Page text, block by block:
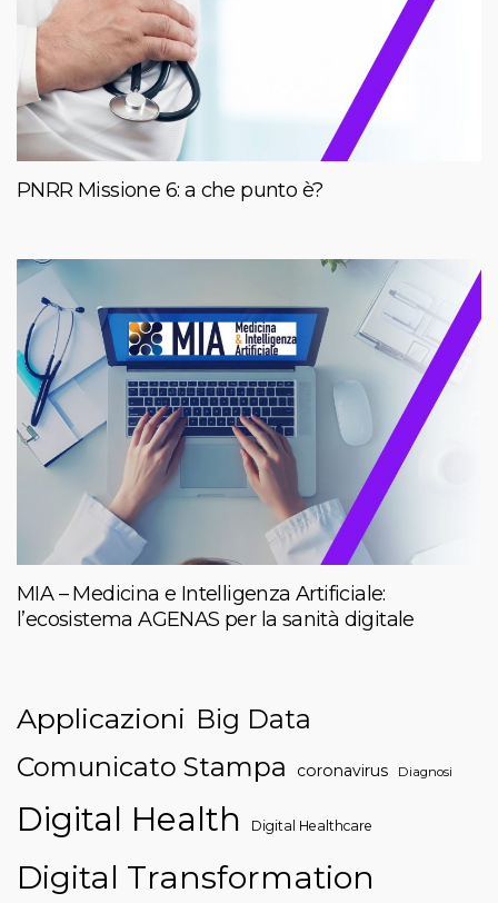
PNRR Missione 6: a che punto è?
MIA – Medicina e Intelligenza Artificiale:
l’ecosistema AGENAS per la sanità digitale
Applicazioni Big Data
Comunicato Stampa
coronavirus Diagnosi
Digital Health Digital Healthcare
Digital Transformation